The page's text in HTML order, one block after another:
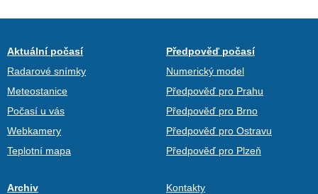
Aktuální počasí
Radarové snímky
Meteostanice
Počasí u vás
Webkamery
Teplotní mapa
Předpověď počasí
Numerický model
Předpověď pro Prahu
Předpověď pro Brno
Předpověď pro Ostravu
Předpověď pro Plzeň
Archiv
Kontakty